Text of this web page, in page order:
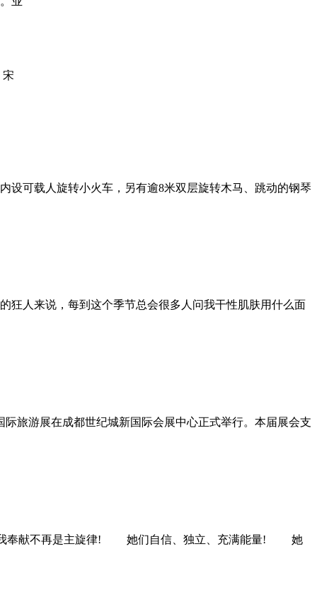
设可载人旋转小火车，另有逾8米双层旋转木马、跳动的钢琴
狂人来说，每到这个季节总会很多人问我干性肌肤用什么面
旅游展在成都世纪城新国际会展中心正式举行。本届展会支
奉献不再是主旋律! 她们自信、独立、充满能量! 她